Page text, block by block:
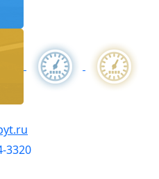
3320